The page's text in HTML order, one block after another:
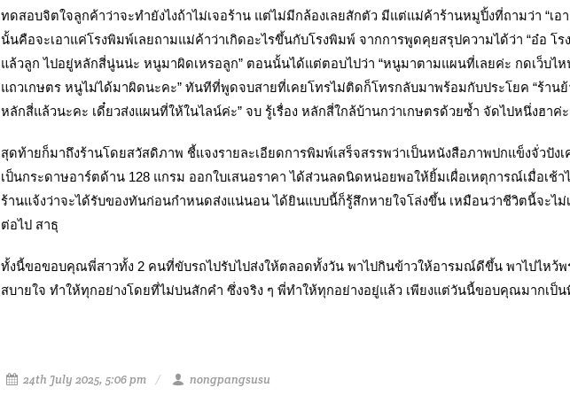
ทดสอบจิตใจลูกค้าว่าจะทำยังไงถ้าไม่เจอร้าน แต่ไม่มีกล้องเลยสักตัว มีแต่แม่ค้าร้านหมูปิ้งที่ถามว่า “เอ
นั้นคือจะเอาแค่โรงพิมพ์เลยถามแม่ค้าว่าเกิดอะไรขึ้นกับโรงพิมพ์ จากการพูดคุยสรุปความได้ว่า “อ๋อ โร
แล้วลูก ไปอยู่หลักสี่นู่นน่ะ หนูมาผิดเหรอลูก” ตอนนั้นได้แต่ตอบไปว่า “หนูมาตามแผนที่เลยค่ะ กดเว็บไ
แถวเกษตร หนูไม่ได้มาผิดนะคะ” ทันทีที่พูดจบสายที่เคยโทรไม่ติดก็โทรกลับมาพร้อมกับประโยค “ร้าน
หลักสี่แล้วนะคะ เดี๋ยวส่งแผนที่ให้ในไลน์ค่ะ” จบ รู้เรื่อง หลักสี่ใกล้บ้านกว่าเกษตรด้วยซ้ำ จัดไปหนึ่งฮาค่
สุดท้ายก็มาถึงร้านโดยสวัสดิภาพ ชี้แจงรายละเอียดการพิมพ์เสร็จสรรพว่าเป็นหนังสือภาพปกแข็งจั่วปังเ
เป็นกระดาษอาร์ตด้าน 128 แกรม ออกใบเสนอราคา ได้ส่วนลดนิดหน่อยพอให้ยิ้มเผื่อเหตุการณ์เมื่อเช้า
ร้านแจ้งว่าจะได้รับของทันก่อนกำหนดส่งแน่นอน ได้ยินแบบนี้ก็รู้สึกหายใจโล่งขึ้น เหมือนว่าชีวิตนี้จะไม่
ต่อไป สาธุ
ทั้งนี้ขอขอบคุณพี่สาวทั้ง 2 คนที่ขับรถไปรับไปส่งให้ตลอดทั้งวัน พาไปกินข้าวให้อารมณ์ดีขึ้น พาไปไหว้พ
สบายใจ ทำให้ทุกอย่างโดยที่ไม่บ่นสักคำ ซึ่งจริง ๆ พี่ทำให้ทุกอย่างอยู่แล้ว เพียงแต่วันนี้ขอบคุณมากเป็น
24th July 2025, 5:06 pm nongpangsusu